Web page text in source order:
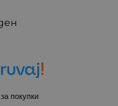
покупки